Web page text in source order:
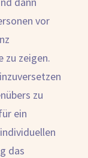
vor
zu zeigen.
zu
ein
das